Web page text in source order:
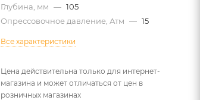
Глубина, мм — 105
Опрессовочное давление, Атм — 15
Все характеристики
Цена действительна только для интернет-
магазина и может отличаться от цен в
розничных магазинах